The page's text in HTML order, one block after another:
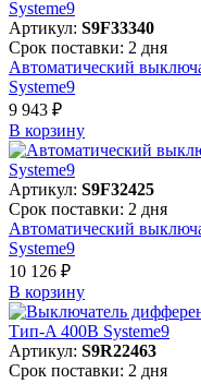
Артикул: S9F33340
Срок поставки: 2 дня
Автоматический
Systeme9
9 943 ₽
В корзинy
Артикул: S9F32425
Срок поставки: 2 дня
Автоматический
Systeme9
10 126 ₽
В корзинy
Артикул: S9R22463
Срок поставки: 2 дня